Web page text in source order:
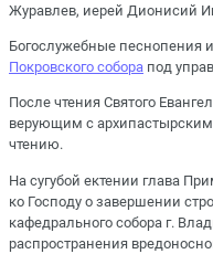
Журавлев, иерей Дионисий
Богослужебные песнопения
Покровского собора под
После чтения Святого
верующим с
чтению.
На сугубой ектении глава
ко Господу о завершении
кафедрального собора г.
распространения